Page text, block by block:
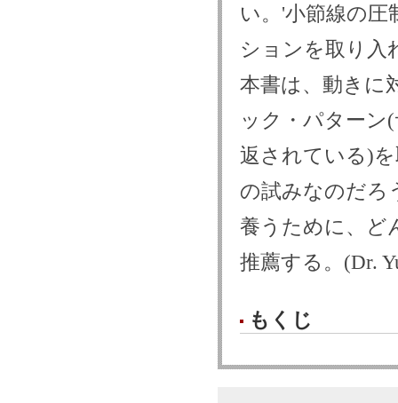
い。'小節線の
ションを取り入
本書は、動きに
ック・パターン
返されている)
の試みなのだろ
養うために、ど
推薦する。(Dr.
もくじ